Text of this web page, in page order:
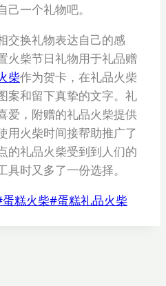
己一个礼物吧。
交换礼物表达自己的感
火柴节日礼物用于礼品赠
柴作为贺卡，在礼品火柴
案和留下真挚的文字。礼
爱，附赠的礼品火柴提供
用火柴时间接帮助推广了
的礼品火柴受到到人们的
时又多了一份选择。
蛋糕火柴#蛋糕礼品火柴